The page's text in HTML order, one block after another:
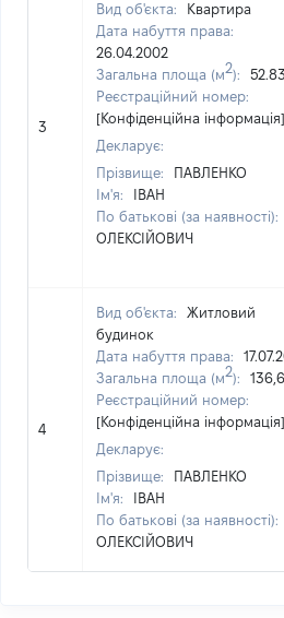
3
Вид об'єкта:
Квартира
Дата набуття права:
26.04.2002
Загальна площа (м2):
52.83
Реєстраційний номер:
[Конфіденційна інформація]
Декларує:
Прізвище:
ПАВЛЕНКО
Ім'я:
ІВАН
По батькові (за наявності):
ОЛЕКСІЙОВИЧ
4
Вид об'єкта:
Житловий
будинок
Дата набуття права:
Загальна площа (м2):
Реєстраційний номер:
[Конфіденційна інформація]
Декларує:
Прізвище:
ПАВЛЕНКО
Ім'я:
ІВАН
По батькові (за наявності):
ОЛЕКСІЙОВИЧ